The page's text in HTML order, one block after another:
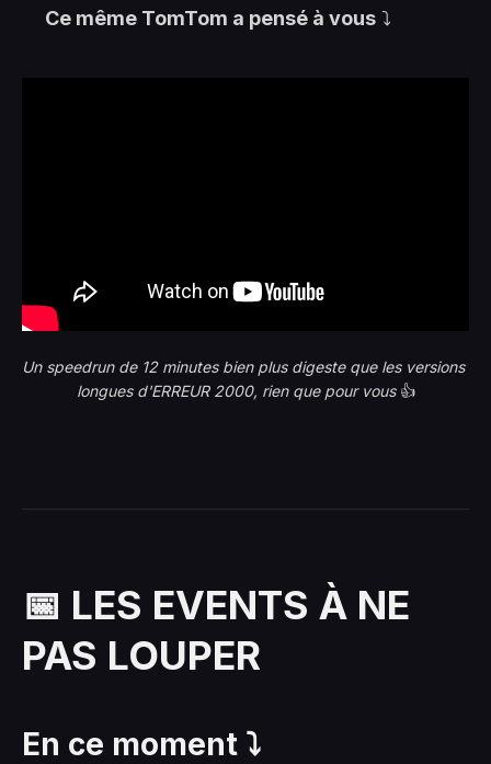
Ce même TomTom a pensé à vous⤵️
Un speedrun de 12 minutes bien plus digeste que les versions
longues d'ERREUR 2000, rien que pour vous 👍
📅 LES EVENTS À NE
PAS LOUPER
En ce moment ⤵️